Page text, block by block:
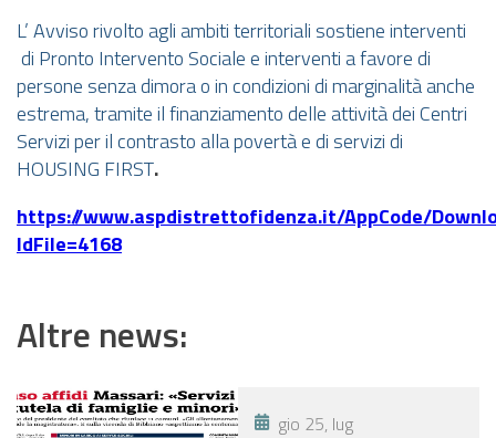
L’ Avviso rivolto agli ambiti territoriali sostiene interventi
di Pronto Intervento Sociale e interventi a favore di
persone senza dimora o in condizioni di marginalità anche
estrema, tramite il finanziamento delle attività dei Centri
Servizi per il contrasto alla povertà e di servizi di
HOUSING FIRST.
https://www.aspdistrettofidenza.it/AppCode/
IdFile=4168
Altre news:
gio 25, lug